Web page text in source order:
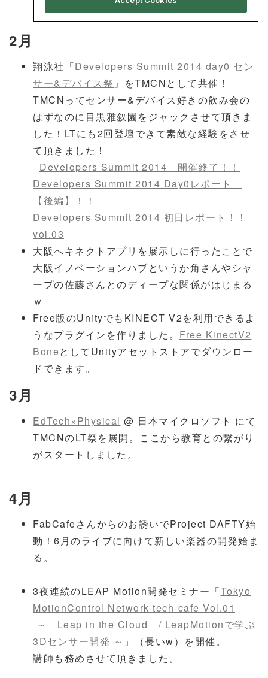
2月
翔泳社「Developers Summit 2014 day0 セン
サー&デバイス祭 」をTMCNとして共催！
TMCNってセンサー&デバイス好きの飲み会の
はずなのに目黒雅叙園をジャックさせて頂きま
した！LTにも2回登壇できて素敵な経験をさせ
て頂きました！
Developers Summit 2014 開催終了！！
Developers Summit 2014 Day0レポート
【後編】！！
Developers Summit 2014 初日レポート！！
vol.03
大阪へキネクトアプリを展示しに行ったことで
大阪イノベーションハブというか角さんやシャ
ープの佐藤さんとのディープな関係がはじまる
ｗ
Free版のUnityでもKINECT V2を利用できるよ
うなプラグインを作りました。 Free KinectV2
BoneとしてUnityアセットストアでダウンロー
ドできます。
3月
EdTech×Physical @ 日本マイクロソフト にて
TMCNのLT祭を展開。ここから教育との繋がり
がスタートしました。
4月
FabCafeさんからのお誘いでProject DAFTY始
動！6月のライブに向けて新しい楽器の開発始ま
る。
3夜連続のLEAP Motion開発セミナー「Tokyo
MotionControl Network tech-cafe Vol.01
～ Leap in the Cloud / LeapMotionで学ぶ
3Dセンサー開発 ～ 」（長いw）を開催。
講師も務めさせて頂きました。